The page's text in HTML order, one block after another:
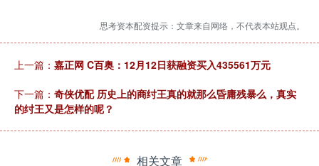
思考资本配资提示：文章来自网络，不代表本站观点。
上一篇： 嘉正网 C百奥：12月12日获融资买入435561万元
下一篇： 奇侠优配 历史上的商纣王真的就那么昏庸残暴么，真实
的纣王又是怎样的呢？
相关文章